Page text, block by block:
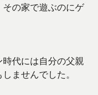
の家で遊ぶのにゲ
代には自分の父親
ませんでした。